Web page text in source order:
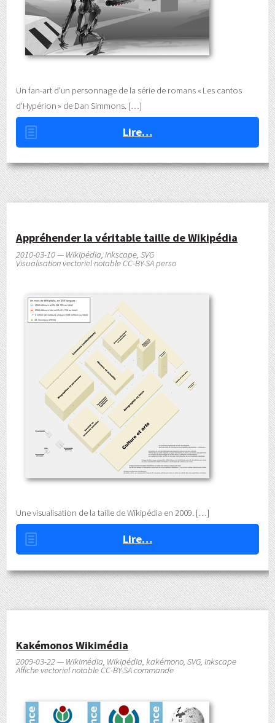
Un fan-art d'un personnage de la série de romans « Les cantos
d'Hypérion » de Dan Simmons.
Lire…
Appréhender la véritable taille de Wikipédia
2010-03-10 — Wikipédia, inkscape, SVG
Visualisation vectoriel notable CC-BY-SA perso
Une visualisation de la taille de Wikipédia en 2009.
Lire…
Kakémonos Wikimédia
2009-03-22 — Wikimédia, Wikipédia, kakémono, SVG, inkscape
Affiche vectoriel notable CC-BY-SA commande